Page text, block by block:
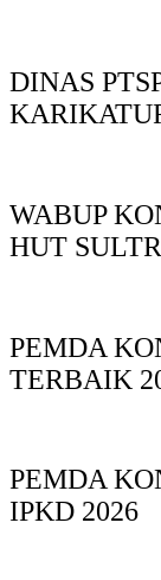
DINAS
WABUP
HUT
PEMDA
TERBAIK
PEMDA
IPKD 2026